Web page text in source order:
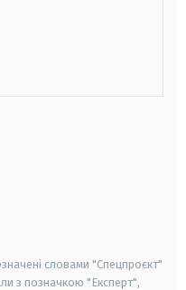
словами "Спецпроєкт"
з позначкою "Експерт",